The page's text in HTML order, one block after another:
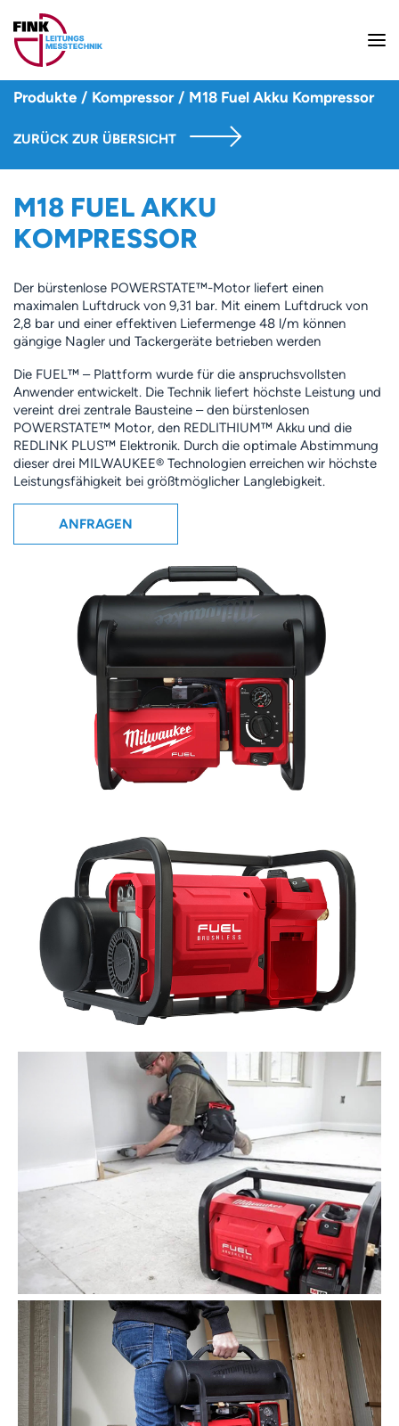
Produkte / Kompressor / M18 Fuel Akku Kompressor
ZURÜCK ZUR ÜBERSICHT
M18 FUEL AKKU
KOMPRESSOR
Der bürstenlose POWERSTATE™-Motor liefert einen
maximalen Luftdruck von 9,31 bar. Mit einem Luftdruck von
2,8 bar und einer effektiven Liefermenge 48 l/m können
gängige Nagler und Tackergeräte betrieben werden
Die FUEL™ – Plattform wurde für die anspruchsvollsten
Anwender entwickelt. Die Technik liefert höchste Leistung und
vereint drei zentrale Bausteine – den bürstenlosen
POWERSTATE™ Motor, den REDLITHIUM™ Akku und die
REDLINK PLUS™ Elektronik. Durch die optimale Abstimmung
dieser drei MILWAUKEE® Technologien erreichen wir höchste
Leistungsfähigkeit bei größtmöglicher Langlebigkeit.